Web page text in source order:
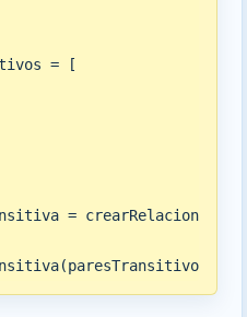
= [
=